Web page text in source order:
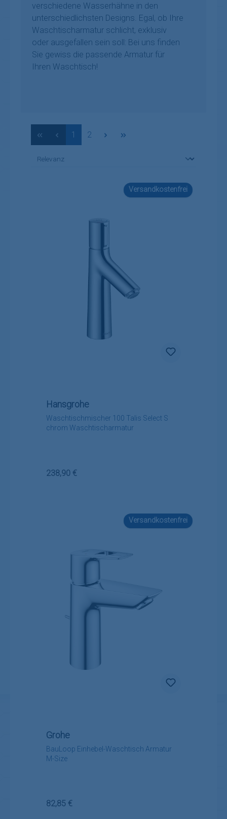
verschiedene Wasserhähne in den
unterschiedlichsten Designs. Egal, ob Ihre
Waschtischarmatur schlicht, exklusiv
oder ausgefallen sein soll: Bei uns finden
Sie gewiss die passende Armatur für
Ihren Waschtisch!
Seite
1 Seite
2
Versandkostenfrei
Waschtischmischer 100 Talis Select S
chrom Waschtischarmatur
Hansgrohe
Regulärer Preis:
238,90 €
Versandkostenfrei
BauLoop Einhebel-Waschtisch Armatur
M-Size
Grohe
Regulärer Preis:
82,85 €